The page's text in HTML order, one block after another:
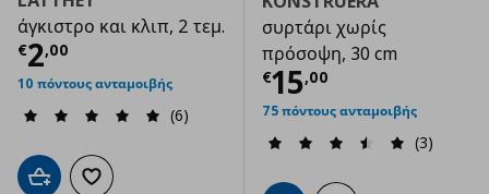
άγκιστρο και κλιπ, 2 τεμ.
€2,00
Τρέχουσα τιμή € 2,00
10 πόντους ανταμοιβής
(6)
Προσθήκη στο καλάθι
Προσθήκη στα αγαπημένα
συρτάρι χωρίς
πρόσοψη, 30 cm
€15,00
Τρέχουσα
75 πόντους ανταμοιβής
(3)